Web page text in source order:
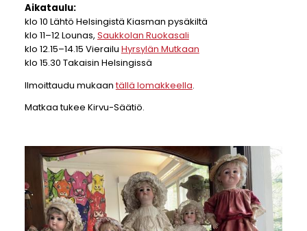
Aikataulu:
klo 10 Lähtö Helsingistä Kiasman pysäkiltä
klo 11–12 Lounas, Saukkolan Ruokasali
klo 12.15–14.15 Vierailu Hyrsylän Mutkaan
klo 15.30 Takaisin Helsingissä
Ilmoittaudu mukaantällä lomakkeella.
Matkaa tukee Kirvu-Säätiö.